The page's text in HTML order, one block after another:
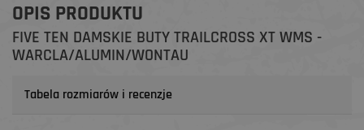
OPIS PRODUKTU
FIVE TEN DAMSKIE BUTY TRAILCROSS XT WMS -
WARCLA/ALUMIN/WONTAU
Tabela rozmiarów i recenzje